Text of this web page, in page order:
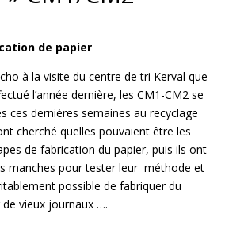
de papier
à la visite du centre de tri Kerval que
l’année dernière, les CM1-CM2 se
ces dernières semaines au recyclage
cherché quelles pouvaient être les
de fabrication du papier, puis ils ont
manches pour tester leur méthode et
possible de fabriquer du
vieux journaux ….